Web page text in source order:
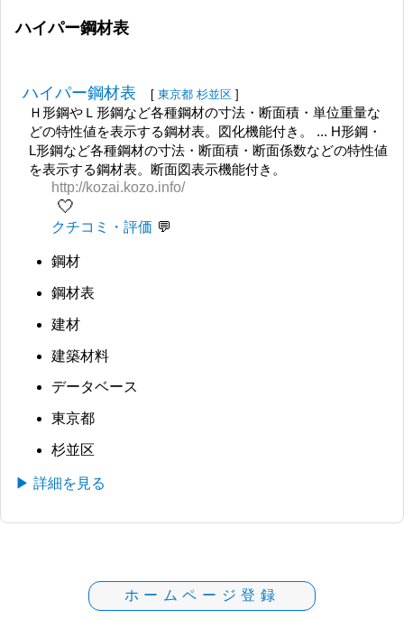
ハイパー鋼材表
ハイパー鋼材表 [ 東京都 杉並区 ]
Ｈ形鋼やＬ形鋼など各種鋼材の寸法・断面積・単位重量な
どの特性値を表示する鋼材表。図化機能付き。 ... H形鋼・
L形鋼など各種鋼材の寸法・断面積・断面係数などの特性値
を表示する鋼材表。断面図表示機能付き。
http://kozai.kozo.info/
🤍
クチコミ・評価
鋼材
鋼材表
建材
建築材料
データベース
東京都
杉並区
▶ 詳細を見る
ホームページ登録